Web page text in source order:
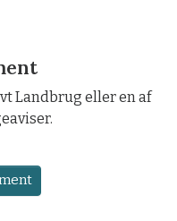
Landbrug eller en af